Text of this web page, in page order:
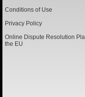
Conditions of Use
Privacy Policy
Online Dispute Resolution
the EU